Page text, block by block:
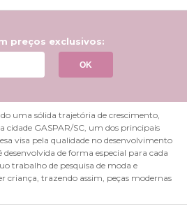
preços exclusivos:
OK
uma sólida trajetória de crescimento,
cidade GASPAR/SC, um dos principais
visa pela qualidade no desenvolvimento
desenvolvida de forma especial para cada
trabalho de pesquisa de moda e
criança, trazendo assim, peças modernas